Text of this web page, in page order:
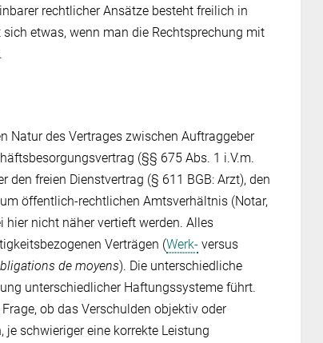
rechtlicher Ansätze besteht freilich in
etwas, wenn man die Rechtsprechung mit
Natur des Vertrages zwischen Auftraggeber
(§§ 675 Abs. 1 i.V.m.
den freien Dienstvertrag (§ 611 BGB: Arzt), den
öffentlich-rechtlichen Amtsverhältnis (Notar,
nicht näher vertieft werden. Alles
Verträgen (Werk- versus
de moyens). Die unterschiedliche
unterschiedlicher Haftungssysteme führt.
ob das Verschulden objektiv oder
schwieriger eine korrekte Leistung